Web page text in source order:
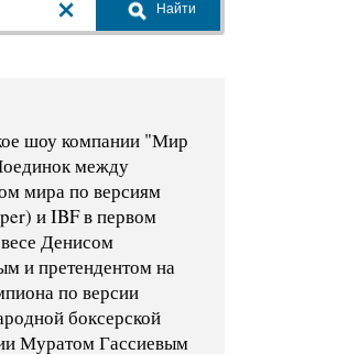
Найти
шоу компании "Мир
между
мира по версиям
и IBF в первом
Денисом
и претендентом на
по версии
боксерской
Муратом Гассиевым